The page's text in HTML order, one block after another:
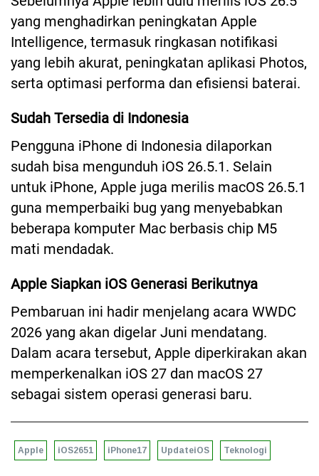
yang menghadirkan peningkatan Apple
Intelligence, termasuk ringkasan notifikasi
yang lebih akurat, peningkatan aplikasi Photos,
serta optimasi performa dan efisiensi baterai.
Sudah Tersedia di Indonesia
Pengguna iPhone di Indonesia dilaporkan
sudah bisa mengunduh iOS 26.5.1. Selain
untuk iPhone, Apple juga merilis macOS 26.5.1
guna memperbaiki bug yang menyebabkan
beberapa komputer Mac berbasis chip M5
mati mendadak.
Apple Siapkan iOS Generasi Berikutnya
Pembaruan ini hadir menjelang acara WWDC
2026 yang akan digelar Juni mendatang.
Dalam acara tersebut, Apple diperkirakan akan
memperkenalkan iOS 27 dan macOS 27
sebagai sistem operasi generasi baru.
Apple iOS2651 iPhone17 UpdateiOS Teknologi